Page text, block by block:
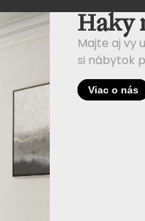
Haky
Majte aj vy
si nábytok
Viac o nás